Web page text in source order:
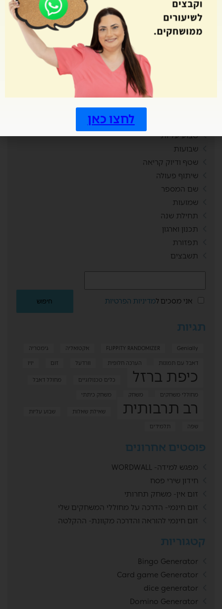
קניות
ראש השנה
רכישת קריאה
שבוע עליות
שבועות
שטף ודיוק קריאה
שיתוף פעולה
שם המספר
שמועות
תחילת שנה
תכנון וארגון
תפזורת
תשבצים
אני מסכים למדיניות הפרטיות
תגיות
FLIPPITY RANDOMIZER Genially אקטואליה
גימטריה
דאבל עם תמונות
הערכה חלופית וורדעל זום יויו
כיפת ברזל כלים טכנולוגיים
מחולל דאבל
מחוללי משחקים
משחק משחק כיתתי
רב תרבותית שאילת שאלות
שבוע עליות
שפה
תלמידים
פוסטים אחרונים
מפגש למידה- WORDWALL
חידון שירי פסח
זום אין- משחק תחרותי
זום חינמי- הדרכה על מחוללי המשחקים שלי
זום חינמי להוראה והדרכה מקוונת- ההקלטה
קטגוריות
Bingo Generator
Card game Generator
dice generator
Domino Generator
לחצו כאן